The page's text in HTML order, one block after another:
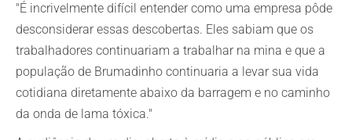
"É incrivelmente difícil entender como uma empresa pôde
desconsiderar essas descobertas. Eles sabiam que os
trabalhadores continuariam a trabalhar na mina e que a
população de Brumadinho continuaria a levar sua vida
cotidiana diretamente abaixo da barragem e no caminho
da onda de lama tóxica."